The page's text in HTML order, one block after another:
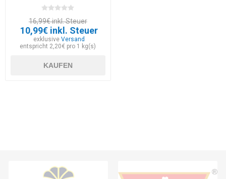
16,99€ inkl. Steuer
10,99€ inkl. Steuer
exklusiveVersand
entspricht 2,20€ pro 1 kg(s)
KAUFEN